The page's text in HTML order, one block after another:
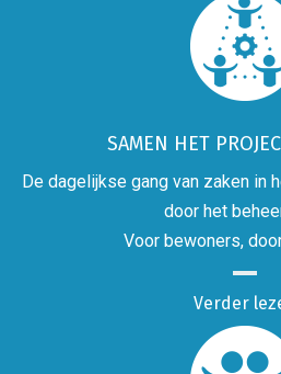
SAMEN HET
De dagelijkse gang van zaken in
door het
Voor bewoners,
Verder